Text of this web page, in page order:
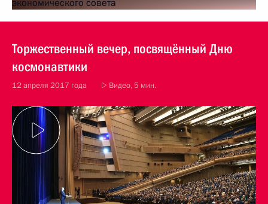
Торжественный вечер, посвящённый Дню
космонавтики
12 апреля 2017 года Видео, 5 мин.